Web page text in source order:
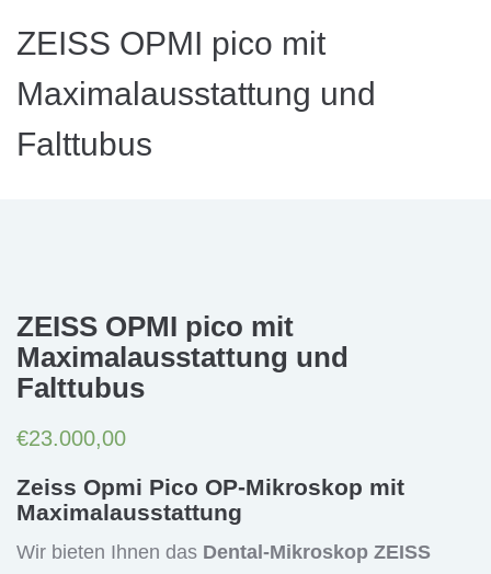
ZEISS OPMI pico mit
Maximalausstattung und
Falttubus
ZEISS OPMI pico mit
Maximalausstattung und
Falttubus
€23.000,00
Zeiss Opmi Pico OP-Mikroskop mit
Maximalausstattung
Wir bieten Ihnen das Dental-Mikroskop ZEISS